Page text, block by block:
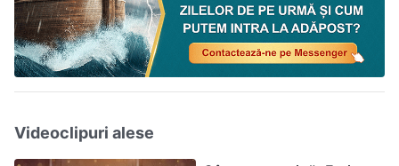
Videoclipuri alese